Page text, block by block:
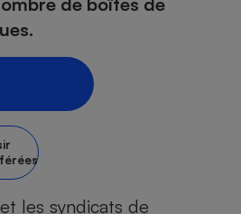
les syndicats de
Sécurité - Hygiène
Assurance
Epargne - Fiscalité
Circulation routière
Pièce détachée
Moto
Comparatif
Comparatif casque audio
Comparatif tondeuse
Maison de retraite
emprunteur